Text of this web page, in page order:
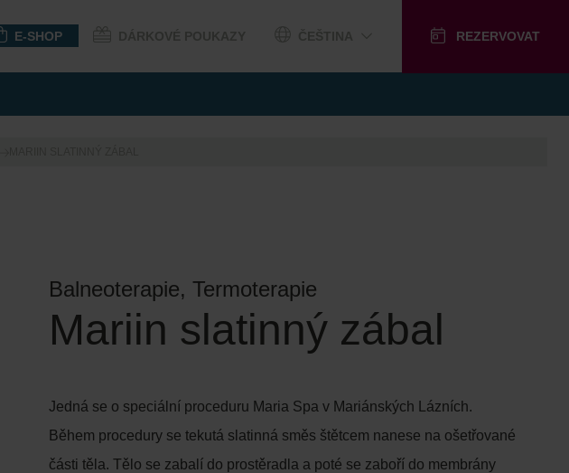
E-SHOP REZERVOVAT
Balneoterapie, Termoterapie
Mariin slatinný zábal
Jedná se o speciální proceduru Maria Spa v Mariánských Lázních.
Během procedury se tekutá slatinná směs štětcem nanese na ošetřované
části těla. Tělo se zabalí do prostěradla a poté se zaboří do membrány